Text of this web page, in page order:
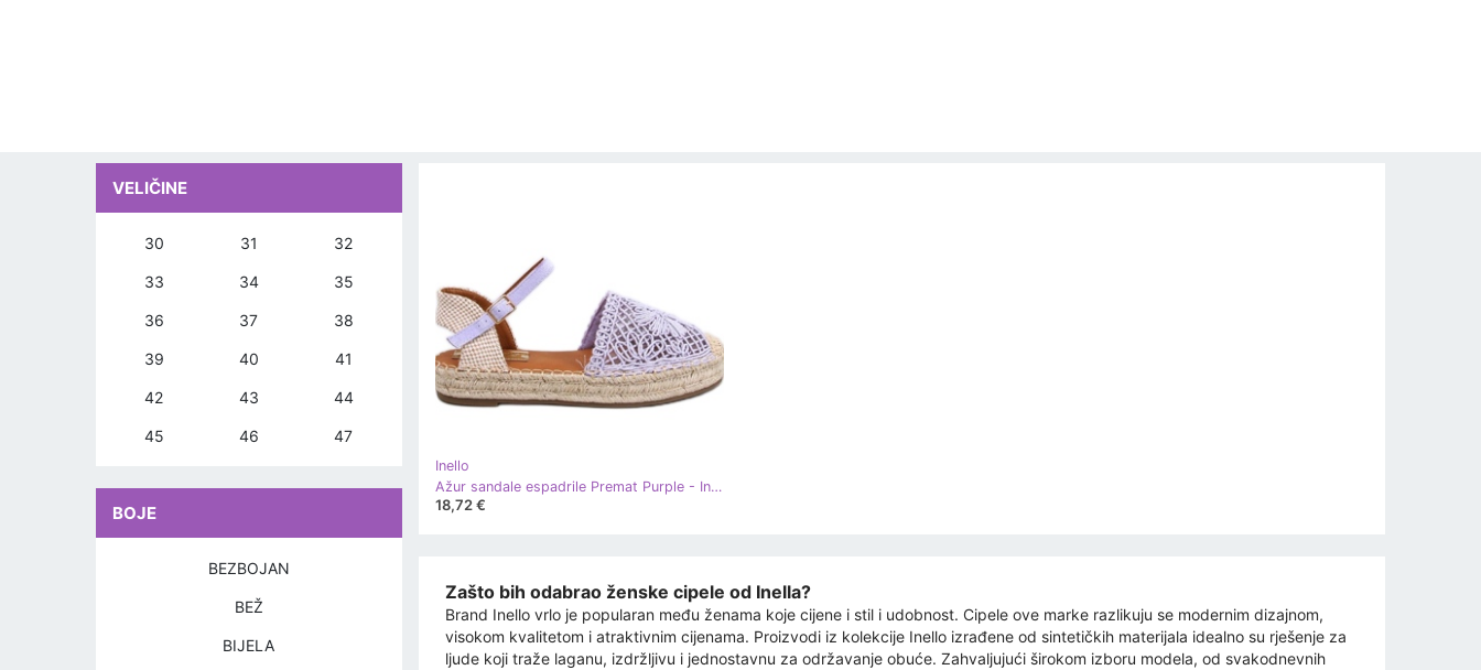
Inello
Ažur sandale espadrile Premat Purple - Inello ljubičasta
18,72 €
Zašto bih odabrao ženske cipele od Inella?
Brand Inello vrlo je popularan među ženama koje cijene i stil i udobnost. Cipele ove marke razlikuju se modernim dizajnom,
visokom kvalitetom i atraktivnim cijenama. Proizvodi iz kolekcije Inello izrađene od sintetičkih materijala idealno su rješenje za
ljude koji traže laganu, izdržljivu i jednostavnu za održavanje obuće. Zahvaljujući širokom izboru modela, od svakodnevnih
VELIČINE
30 31 32
33 34 35
36 37 38
39 40 41
42 43 44
45 46 47
BOJE
BEZBOJAN
BEŽ
BIJELA